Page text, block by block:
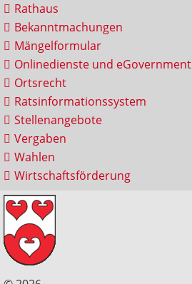
Rathaus
Bekanntmachungen
Mängelformular
Onlinedienste und eGovernment
Ortsrecht
Ratsinformationssystem
Stellenangebote
Vergaben
Wahlen
Wirtschaftsförderung